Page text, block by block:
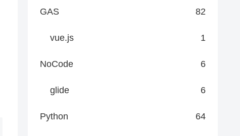
GAS 82
vue.js 1
NoCode 6
glide 6
Python 64